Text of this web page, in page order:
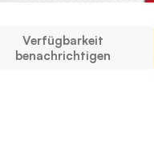
Verfügbarkeit
benachrichtigen